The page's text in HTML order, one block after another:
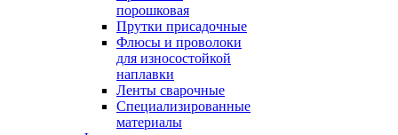
порошковая
Прутки присадочные
Флюсы и проволоки
для износостойкой
наплавки
Ленты сварочные
Специализированные
материалы